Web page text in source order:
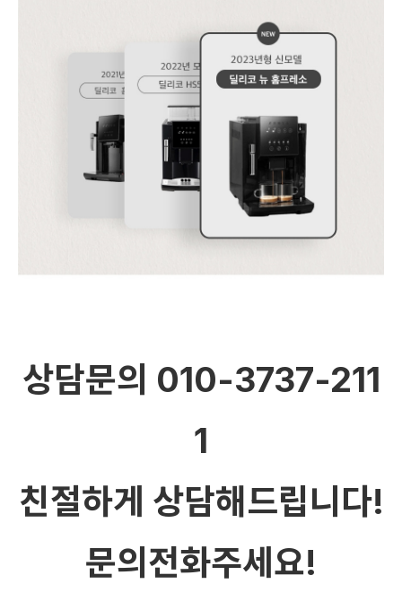
상담문의 010-3737-211
1
친절하게 상담해드립니다!
문의전화주세요!